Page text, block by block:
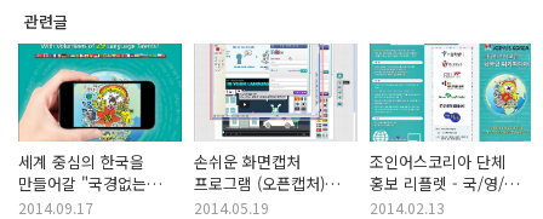
관련글
세계 중심의 한국을
만들어갈 "국경없는
언어문화 지식교류
2014.09.17
손쉬운 화면캡처
프로그램 (오픈캡처)
사용 소개
2014.05.19
조인어스코리아 단체
홍보 리플렛 - 국/영/일/
중문 및 요청하기 양식
2014.02.13